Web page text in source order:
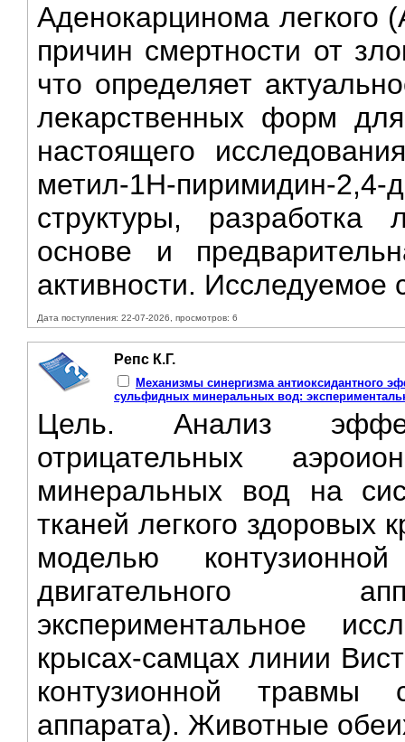
Аденокарцинома легкого
причин смертности от
что определяет
лекарственных форм
настоящего
метил-1Н-пиримидин-
структуры,
основе и
активности.
Дата поступления: 22-07-2026, просмотров: 6
Репс К.Г.
Механизмы синергизма антиоксидантного
сульфидных минеральных вод:
Цель. Анализ
отрицательных
минеральных вод на
тканей легкого здоровых
моделью
двигательного
экспериментальное
крысах-самцах линии
контузионной травмы
аппарата). Животные